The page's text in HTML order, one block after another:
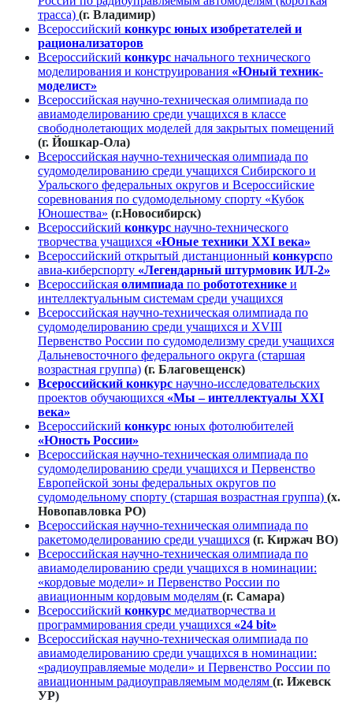
трасса) (г. Владимир)
Всероссийский конкурс юных изобретателей и
рационализаторов
Всероссийский конкурс начального технического
моделирования и конструирования «Юный техник-
моделист»
Всероссийская научно-техническая олимпиада по
авиамоделированию среди учащихся в классе
свободнолетающих моделей для закрытых помещений
(г. Йошкар-Ола)
Всероссийская научно-техническая олимпиада по
судомоделированию среди учащихся Сибирского и
Уральского федеральных округов и Всероссийские
соревнования по судомодельному спорту «Кубок
Юношества» (г.Новосибирск)
Всероссийский конкурс научно-технического
творчества учащихся «Юные техники ХХI века»
Всероссийский открытый дистанционный конкурспо
авиа-киберспорту «Легендарный штурмовик ИЛ-2»
Всероссийская олимпиада по робототехнике и
интеллектуальным системам среди учащихся
Всероссийская научно-техническая олимпиада по
судомоделированию среди учащихся и XVIII
Первенство России по судомоделизму среди учащихся
Дальневосточного федерального округа (старшая
возрастная группа) (г. Благовещенск)
Всероссийский конкурс научно-исследовательских
проектов обучающихся «Мы – интеллектуалы XXI
века»
Всероссийский конкурс юных фотолюбителей
«Юность России»
Всероссийская научно-техническая олимпиада по
судомоделированию среди учащихся и Первенство
Европейской зоны федеральных округов по
судомодельному спорту (старшая возрастная группа) (х.
Новопавловка РО)
Всероссийская научно-техническая олимпиада по
ракетомоделированию среди учащихся (г. Киржач ВО)
Всероссийская научно-техническая олимпиада по
авиамоделированию среди учащихся в номинации:
«кордовые модели» и Первенство России по
авиационным кордовым моделям (г. Самара)
Всероссийский конкурс медиатворчества и
программирования среди учащихся «24 bit»
Всероссийская научно-техническая олимпиада по
авиамоделированию среди учащихся в номинации:
«радиоуправляемые модели» и Первенство России по
авиационным радиоуправляемым моделям (г. Ижевск
УР)